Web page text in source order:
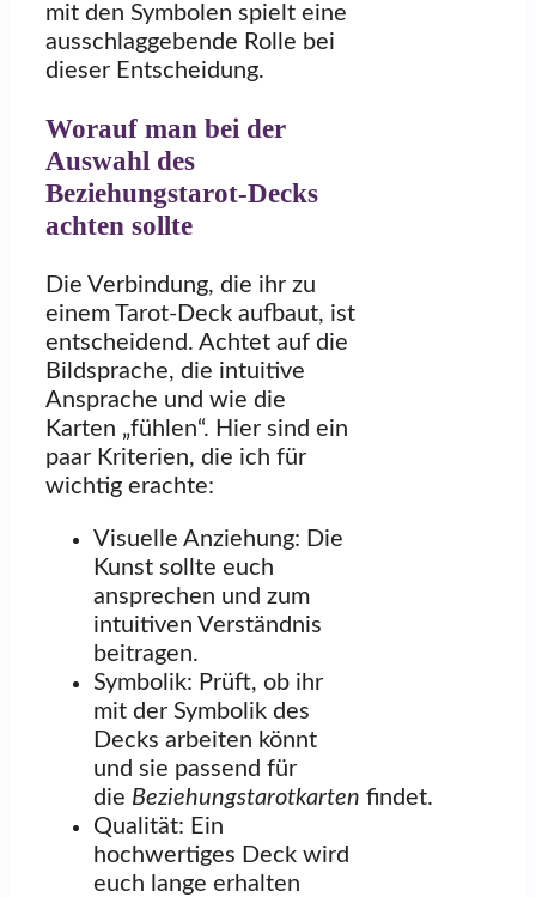
mit den Symbolen spielt eine
ausschlaggebende Rolle bei
dieser Entscheidung.
Worauf man bei der
Auswahl des
Beziehungstarot-Decks
achten sollte
Die Verbindung, die ihr zu
einem Tarot-Deck aufbaut, ist
entscheidend. Achtet auf die
Bildsprache, die intuitive
Ansprache und wie die
Karten „fühlen“. Hier sind ein
paar Kriterien, die ich für
wichtig erachte:
Visuelle Anziehung: Die
Kunst sollte euch
ansprechen und zum
intuitiven Verständnis
beitragen.
Symbolik: Prüft, ob ihr
mit der Symbolik des
Decks arbeiten könnt
und sie passend für
die Beziehungstarotkarten findet.
Qualität: Ein
hochwertiges Deck wird
euch lange erhalten